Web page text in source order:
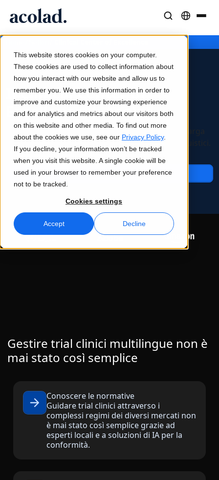
This website stores cookies on your computer.
These cookies are used to collect information about
how you interact with our website and allow us to
remember you. We use this information in order to
improve and customize your browsing experience
and for analytics and metrics about our visitors both
on this website and other media. To find out more
about the cookies we use, see our Privacy Policy.
If you decline, your information won’t be tracked
when you visit this website. A single cookie will be
used in your browser to remember your preference
not to be tracked.
Cookies settings
Accept Decline
Traduzione
Velocità dell’IA, precisione umana
Interpretariato
Comunicazione fluida ovunque
Media e Intrattenimento
Porta le storie su ogni schermo
Consulenza e Outsourcing
Migliora l’IA con dati affidabili
Soluzioni per Settore
Scienze della Vita
Lia Translate
Traduzioni istantanee coerenti con il brand
Connettività
Integrazione dei workflow semplificata
Interpretariato AI
Traduzione vocale in tempo reale
Controllo qualità
Scopri Lia
Traduzione AI veloce, intelligente e scalabile
Case di successo
Risultati concreti dai nostri clienti
Articoli
Opinioni di esperti sui contenuti globali
Ebook
Guide e strategie approfondite
Webinar on-demand
Informazioni su Acolad
Sostenibilità
Partner
Notizie
Opportunità freelance
Il Clinical Center of
Excellence di Acolad
Semplifica il complesso mondo dei trial clinici su larga
scala con le competenze dei nostri specialisti linguistici.
Contattaci
Gestire trial clinici multilingue non è
mai stato così semplice
Conoscere le normative
Guidare trial clinici attraverso i
complessi regimi dei diversi mercati non
è mai stato così semplice grazie ad
esperti locali e a soluzioni di IA per la
conformità.